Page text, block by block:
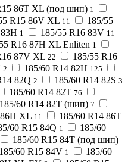
86T XL (под шип) 1
R15 86V XL 11
185/55
1 185/55 R16 83V 11
R16 87H XL Enliten 1
87V XL 22
185/55 R16
2 185/60 R14 82H 125
82Q 2 185/60 R14 82S 3
185/60 R14 82T 76
185/60 R14 82T (шип) 7
XL 11
185/60 R14 86T
60 R15 84Q 1
185/60
185/60 R15 84T (под шип)
185/60 R15 84V 1
185/60